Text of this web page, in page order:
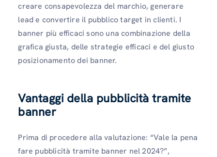
creare consapevolezza del marchio, generare
lead e convertire il pubblico target in clienti. I
banner più efficaci sono una combinazione della
grafica giusta, delle strategie efficaci e del giusto
posizionamento dei banner.
Vantaggi della pubblicità tramite
banner
Prima di procedere alla valutazione: “Vale la pena
fare pubblicità tramite banner nel 2024?”,